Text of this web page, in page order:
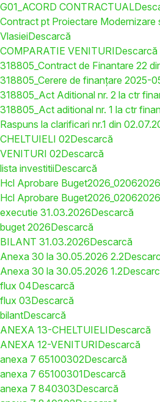
G01_ACORD CONTRACTUAL
Contract pt Proiectare Modernizare
VlasieiDescarcă
COMPARATIE VENITURIDescarcă
318805_Contract de Finantare 22
318805_Cerere de finanțare 2025-
318805_Act Aditional nr. 2 la ctr
318805_Act aditional nr. 1 la ctr
Raspuns la clarificari nr.1 din
CHELTUIELI 02Descarcă
VENITURI 02Descarcă
lista investitiiDescarcă
Hcl Aprobare
Hcl Aprobare
executie 31.03.2026Descarcă
buget 2026Descarcă
BILANT 31.03.2026Descarcă
Anexa 30 la 30.05.2026 2.2
Anexa 30 la 30.05.2026 1.2
flux 04Descarcă
flux 03Descarcă
bilantDescarcă
ANEXA 13-CHELTUIELIDescarcă
ANEXA 12-VENITURIDescarcă
anexa 7 65100302Descarcă
anexa 7 65100301Descarcă
anexa 7 840303Descarcă